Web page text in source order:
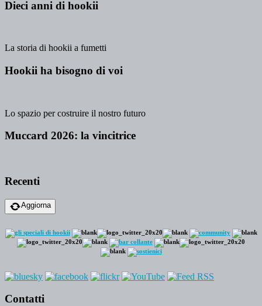
Dieci anni di hookii
La storia di hookii a fumetti
Hookii ha bisogno di voi
Lo spazio per costruire il nostro futuro
Muccard 2026: la vincitrice
Recenti
Aggiorna
Contatti